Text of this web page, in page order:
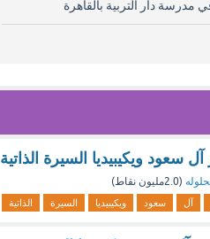
سعود ويكيبيديا السيرة الذاتية
(2.0مليون نقاط)
آل سعود ويكيبيديا السيرة الذاتية